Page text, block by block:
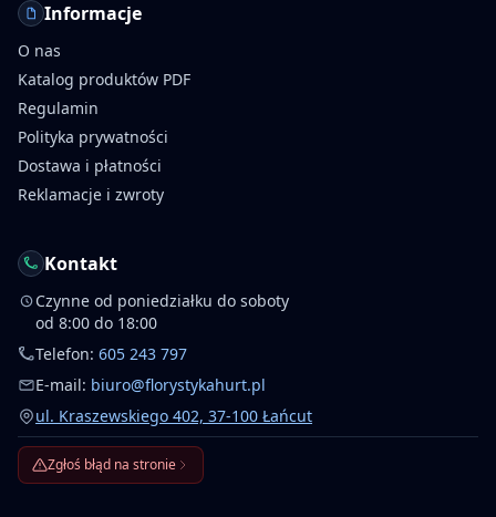
Informacje
O nas
Katalog produktów PDF
Regulamin
Polityka prywatności
Dostawa i płatności
Reklamacje i zwroty
Kontakt
Czynne od poniedziałku do soboty
od 8:00 do 18:00
Telefon: 605 243 797
E-mail: biuro@florystykahurt.pl
ul. Kraszewskiego 402, 37-100 Łańcut
Zgłoś błąd na stronie